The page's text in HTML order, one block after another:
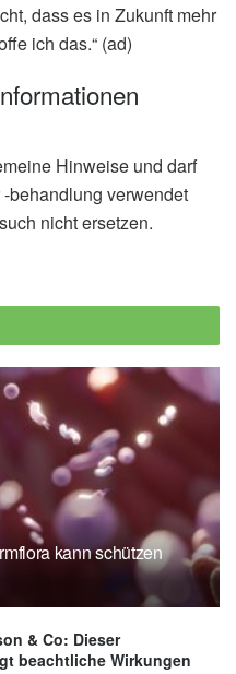
dass es in Zukunft mehr
ich das.“ (ad)
Hinweise und darf
behandlung verwendet
nicht ersetzen.
kann schützen
& Co: Dieser
beachtliche Wirkungen